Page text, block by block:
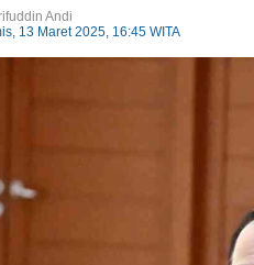
Andi
13 Maret 2025, 16:45 WITA